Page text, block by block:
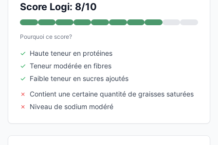
Score Logi: 8/10
Pourquoi ce score?
✓ Haute teneur en protéines
✓ Teneur modérée en fibres
✓ Faible teneur en sucres ajoutés
✗
Contient une certaine quantité de graisses saturées
✗
Niveau de sodium modéré